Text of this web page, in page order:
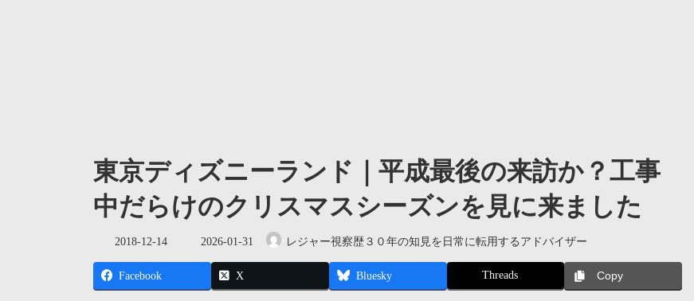
東京ディズニーランド｜平成最後の来訪か？工事
中だらけのクリスマスシーズンを見に来ました
2018-12-14
最
更
日
2026-01-31 レジャー視察歴３０年の知見を日常に転用するアドバイザー
Facebook X Bluesky Threads Copy